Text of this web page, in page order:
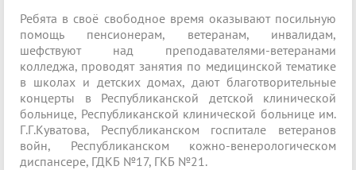
Ребята в своё свободное время оказывают посильную
помощь пенсионерам, ветеранам, инвалидам,
шефствуют над преподавателями-ветеранами
колледжа, проводят занятия по медицинской тематике
в школах и детских домах, дают благотворительные
концерты в Республиканской детской клинической
больнице, Республиканской клинической больнице им.
Г.Г.Куватова, Республиканском госпитале ветеранов
войн, Республиканском кожно-венерологическом
диспансере, ГДКБ №17, ГКБ №21.